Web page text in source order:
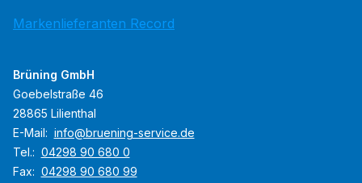
Markenlieferanten Record
Brüning GmbH
Goebelstraße 46
28865 Lilienthal
E-Mail: info@bruening-service.de
Tel.: 04298 90 680 0
Fax: 04298 90 680 99